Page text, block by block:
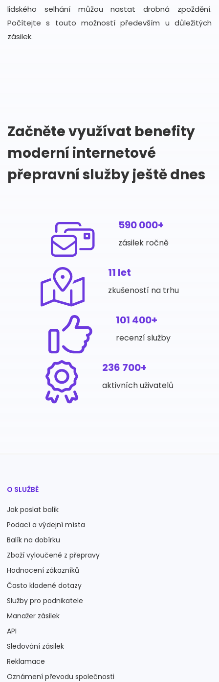
lidského selhání můžou nastat drobná zpoždění.
Počítejte s touto možností především u důležitých
zásilek.
Začněte využívat benefity
moderní internetové
přepravní služby ještě dnes
590 000+
zásilek ročně
11 let
zkušeností na trhu
101 400+
recenzí služby
236 700+
aktivních uživatelů
O SLUŽBĚ
Jak poslat balík
Podací a výdejní místa
Balík na dobírku
Zboží vyloučené z přepravy
Hodnocení zákazníků
Často kladené dotazy
Služby pro podnikatele
Manažer zásilek
API
Sledování zásilek
Reklamace
Oznámení převodu společnosti